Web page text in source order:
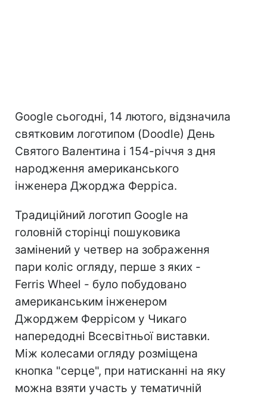
Google сьогодні, 14 лютого, відзначила
святковим логотипом (Doodle) День
Святого Валентина і 154-річчя з дня
народження американського
інженера Джорджа Ферріса.
Традиційний логотип Google на
головній сторінці пошуковика
замінений у четвер на зображення
пари коліс огляду, перше з яких -
Ferris Wheel - було побудовано
американським інженером
Джорджем Феррісом у Чикаго
напередодні Всесвітньої виставки.
Між колесами огляду розміщена
кнопка "серце", при натисканні на яку
можна взяти участь у тематичній